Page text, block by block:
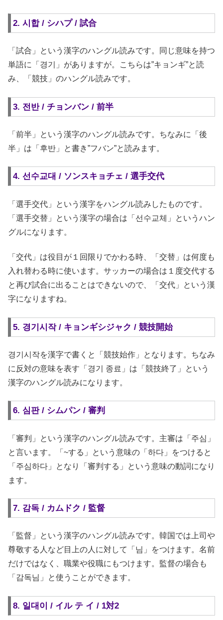
2. 시합 / シハプ / 試合
「試合」という漢字のハングル読みです。同じ意味を持つ
単語に「경기」がありますが。こちらは”キョンギ”と読
み、「競技」のハングル読みです。
3. 전반 / チョンバン / 前半
「前半」という漢字のハングル読みです。ちなみに「後
半」は「후반」と書き”フバン”と読みます。
4. 선수교대 / ソンスキョチェ / 選手交代
「選手交代」という漢字をハングル読みしたものです。
「選手交替」という漢字の場合は「선수교체」というハン
グルになります。
「交代」は役目が１回限りでかわる時、「交替」は何度も
入れ替わる時に使います。サッカーの場合は１度交代する
と再び試合に出ることはできないので、「交代」という漢
字になりますね。
5. 경기시작 / キョンギシジャク / 競技開始
경기시작を漢字で書くと「競技始作」となります。ちなみ
に反対の意味を表す「경기 종료」は「競技終了」という
漢字のハングル読みになります。
6. 심판 / シムパン / 審判
「審判」という漢字のハングル読みです。主審は「주심」
と言います。「~する」という意味の「하다」をつけると
「주심하다」となり「審判する」という意味の動詞になり
ます。
7. 감독 / カムドク / 監督
「監督」という漢字のハングル読みです。韓国では上司や
尊敬する人など目上の人に対して「님」をつけます。名前
だけではなく、職業や役職にもつけます。監督の場合も
「감독님」と使うことができます。
8. 일대이 / イル テ イ / 1対2